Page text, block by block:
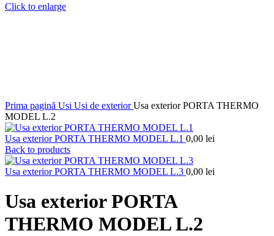
Click to enlarge
Prima pagină Usi Usi de exteriorUsa exterior PORTA THERMO
MODEL L.2
Usa exterior PORTA THERMO MODEL L.1 0,00 lei
Back to products
Usa exterior PORTA THERMO MODEL L.3 0,00 lei
Usa exterior PORTA
THERMO MODEL L.2